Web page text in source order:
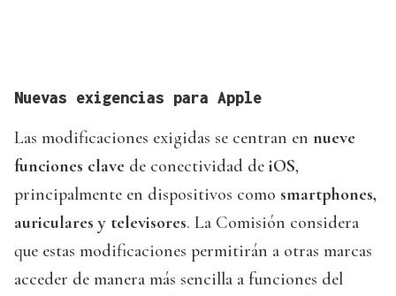
Nuevas exigencias para Apple
Las modificaciones exigidas se centran en nueve
funciones clave de conectividad de iOS,
principalmente en dispositivos como smartphones,
auriculares y televisores. La Comisión considera
que estas modificaciones permitirán a otras marcas
acceder de manera más sencilla a funciones del